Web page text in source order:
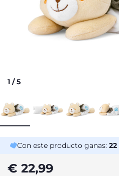
1 /5
Con este producto ganas: 22
€ 22,99